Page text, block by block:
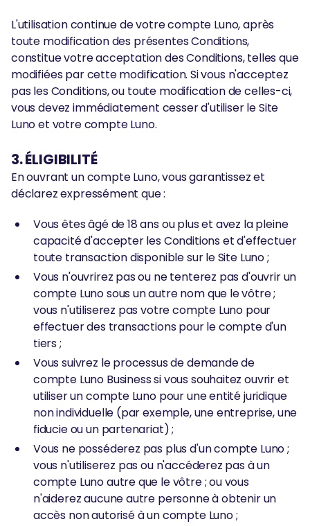
L'utilisation continue de votre compte Luno, après
toute modification des présentes Conditions,
constitue votre acceptation des Conditions, telles que
modifiées par cette modification. Si vous n'acceptez
pas les Conditions, ou toute modification de celles-ci,
vous devez immédiatement cesser d'utiliser le Site
Luno et votre compte Luno.
3. ÉLIGIBILITÉ
En ouvrant un compte Luno, vous garantissez et
déclarez expressément que :
Vous êtes âgé de 18 ans ou plus et avez la pleine
capacité d'accepter les Conditions et d'effectuer
toute transaction disponible sur le Site Luno ;
Vous n'ouvrirez pas ou ne tenterez pas d'ouvrir un
compte Luno sous un autre nom que le vôtre ;
vous n'utiliserez pas votre compte Luno pour
effectuer des transactions pour le compte d'un
tiers ;
Vous suivrez le processus de demande de
compte Luno Business si vous souhaitez ouvrir et
utiliser un compte Luno pour une entité juridique
non individuelle (par exemple, une entreprise, une
fiducie ou un partenariat) ;
Vous ne posséderez pas plus d'un compte Luno ;
vous n'utiliserez pas ou n'accéderez pas à un
compte Luno autre que le vôtre ; ou vous
n'aiderez aucune autre personne à obtenir un
accès non autorisé à un compte Luno ;